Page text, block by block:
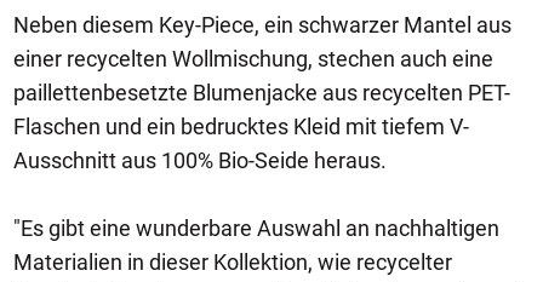
Neben diesem Key-Piece, ein schwarzer Mantel aus
einer recycelten Wollmischung, stechen auch eine
paillettenbesetzte Blumenjacke aus recycelten PET-
Flaschen und ein bedrucktes Kleid mit tiefem V-
Ausschnitt aus 100% Bio-Seide heraus.
"Es gibt eine wunderbare Auswahl an nachhaltigen
Materialien in dieser Kollektion, wie recycelter